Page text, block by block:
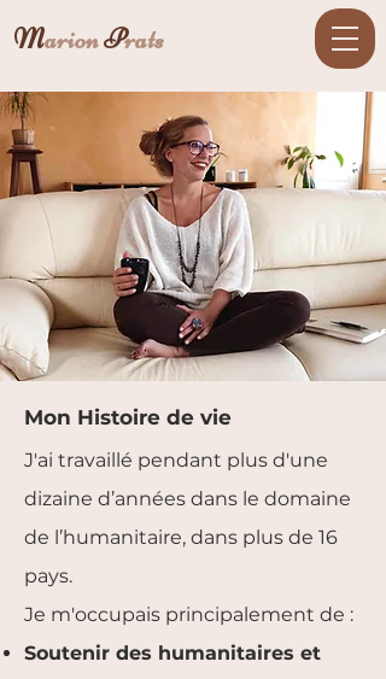
MarionPrats
Mon Histoire de vie
J'ai travaillé pendant plus d'une
dizaine d’années dans le domaine
de l’humanitaire, dans plus de 16
pays.
Je m'occupais principalement de :
Soutenir des humanitaires et